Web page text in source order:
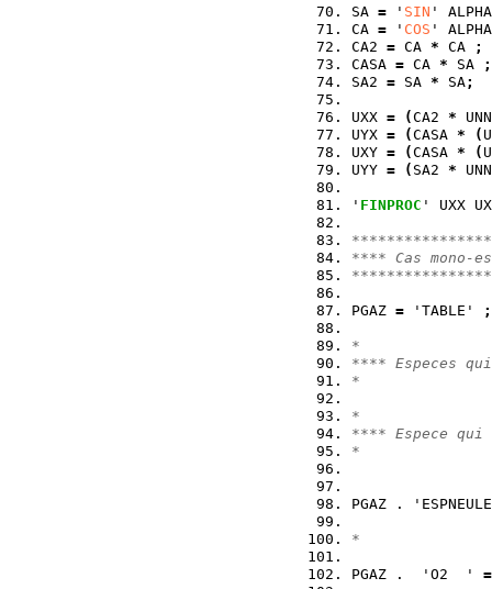
SA = ' SIN '
CA = ' COS '
CA2 = CA * CA
;
CASA = CA * SA
;
SA2 = SA * SA;
UXX = (CA2 * UNN
UYX = (CASA * (
UXY = (CASA * (
UYY = ( SA2 * UNN
' FINPROC ' UXX
**** Cas
PGAZ = 'TABLE' ;
*
**** Especes
*
*
**** Espece
*
PGAZ .
*
PGAZ .  'O2  ' =